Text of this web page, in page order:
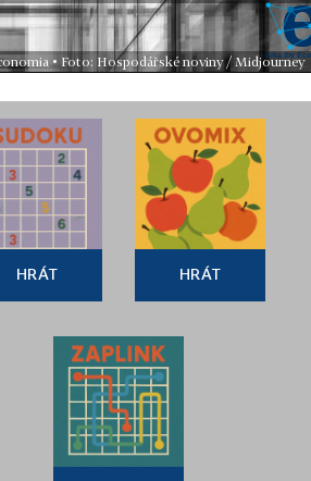
• Foto: Hospodářské noviny / Midjourney
HRÁT HRÁT